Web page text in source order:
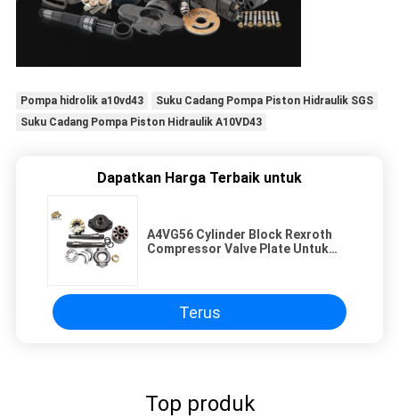
Pompa hidrolik a10vd43
Suku Cadang Pompa Piston Hidraulik SGS
Suku Cadang Pompa Piston Hidraulik A10VD43
Dapatkan Harga Terbaik untuk
A4VG56 Cylinder Block Rexroth
Compressor Valve Plate Untuk
Terus
Top produk